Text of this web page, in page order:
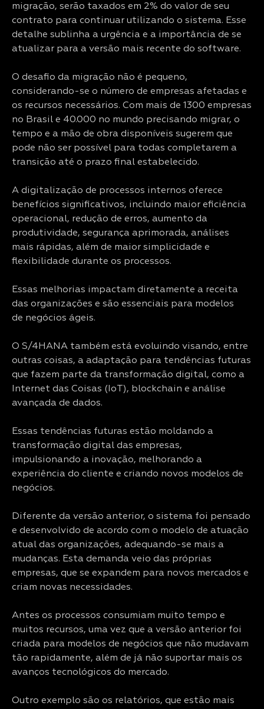
migração, serão taxados em 2% do valor de seu
contrato para continuar utilizando o sistema. Esse
detalhe sublinha a urgência e a importância de se
atualizar para a versão mais recente do software.
O desafio da migração não é pequeno,
considerando-se o número de empresas afetadas e
os recursos necessários. Com mais de 1300 empresas
no Brasil e 40.000 no mundo precisando migrar, o
tempo e a mão de obra disponíveis sugerem que
pode não ser possível para todas completarem a
transição até o prazo final estabelecido.
A digitalização de processos internos oferece
benefícios significativos, incluindo maior eficiência
operacional, redução de erros, aumento da
produtividade, segurança aprimorada, análises
mais rápidas, além de maior simplicidade e
flexibilidade durante os processos.
Essas melhorias impactam diretamente a receita
das organizações e são essenciais para modelos
de negócios ágeis.
O S/4HANA também está evoluindo visando, entre
outras coisas, a adaptação para tendências futuras
que fazem parte da transformação digital, como a
Internet das Coisas (IoT), blockchain e análise
avançada de dados.
Essas tendências futuras estão moldando a
transformação digital das empresas,
impulsionando a inovação, melhorando a
experiência do cliente e criando novos modelos de
negócios.
Diferente da versão anterior, o sistema foi pensado
e desenvolvido de acordo com o modelo de atuação
atual das organizações, adequando-se mais a
mudanças. Esta demanda veio das próprias
empresas, que se expandem para novos mercados e
criam novas necessidades.
Antes os processos consumiam muito tempo e
muitos recursos, uma vez que a versão anterior foi
criada para modelos de negócios que não mudavam
tão rapidamente, além de já não suportar mais os
avanços tecnológicos do mercado.
Outro exemplo são os relatórios, que estão mais